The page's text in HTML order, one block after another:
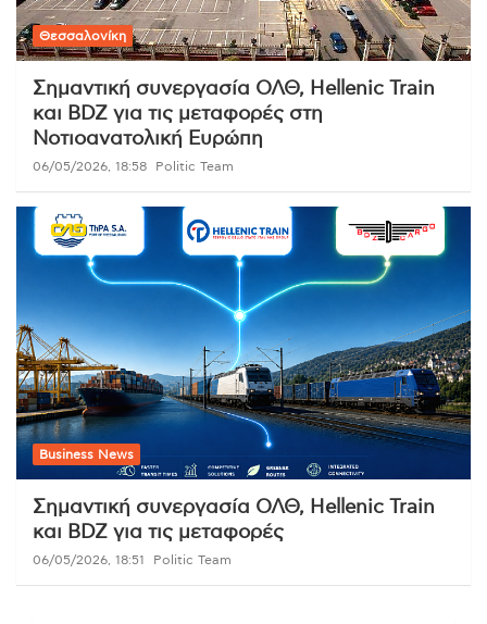
Θεσσαλονίκη
Σημαντική συνεργασία ΟΛΘ, Hellenic Train
και BDZ για τις μεταφορές στη
Νοτιοανατολική Ευρώπη
06/05/2026, 18:58 Politic Team
Business News
Σημαντική συνεργασία ΟΛΘ, Hellenic Train
και BDZ για τις μεταφορές
06/05/2026, 18:51 Politic Team